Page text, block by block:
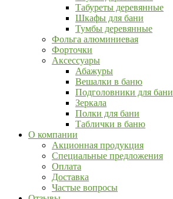
Табуреты деревянные
Шкафы для бани
Тумбы деревянные
Фольга алюминиевая
Форточки
Аксессуары
Абажуры
Вешалки в баню
Подголовники для бани
Зеркала
Полки для бани
Таблички в баню
О компании
Акционная продукция
Специальные предложения
Оплата
Доставка
Частые вопросы